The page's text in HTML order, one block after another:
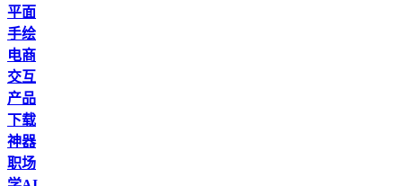
平面
手绘
电商
交互
产品
下载
神器
职场